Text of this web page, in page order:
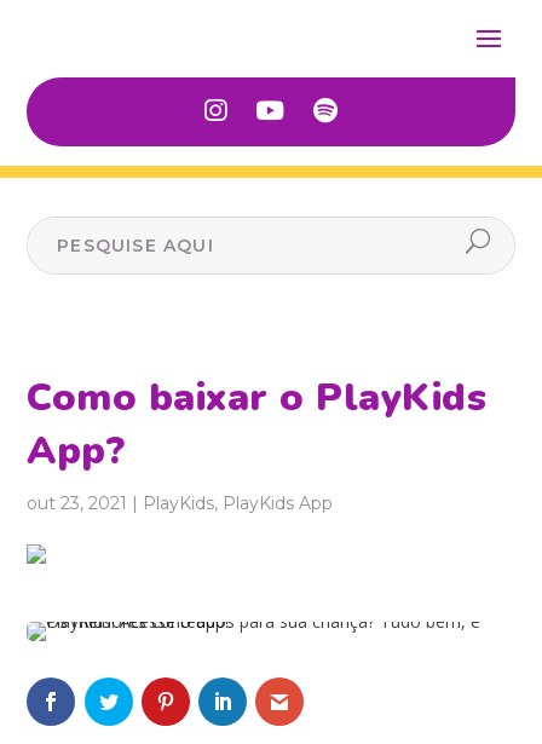
Como baixar o PlayKids
App?
out 23, 2021 | PlayKids, PlayKids App